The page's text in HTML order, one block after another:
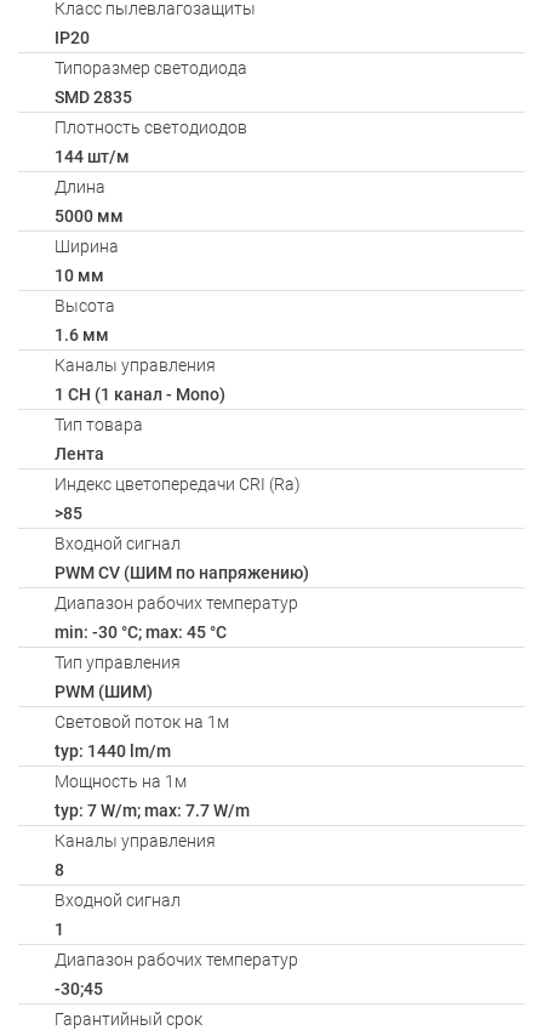
Класс пылевлагозащиты
IP20
Типоразмер светодиода
SMD 2835
Плотность светодиодов
144 шт/м
Длина
5000 мм
Ширина
10 мм
Высота
1.6 мм
Каналы управления
1 CH (1 канал - Mono)
Тип товара
Лента
Индекс цветопередачи CRI (Ra)
>85
Входной сигнал
PWM СV (ШИМ по напряжению)
Диапазон рабочих температур
min: -30 °C; max: 45 °C
Тип управления
PWM (ШИМ)
Световой поток на 1м
typ: 1440 lm/m
Мощность на 1м
typ: 7 W/m; max: 7.7 W/m
Каналы управления
8
Входной сигнал
1
Диапазон рабочих температур
-30;45
Гарантийный срок